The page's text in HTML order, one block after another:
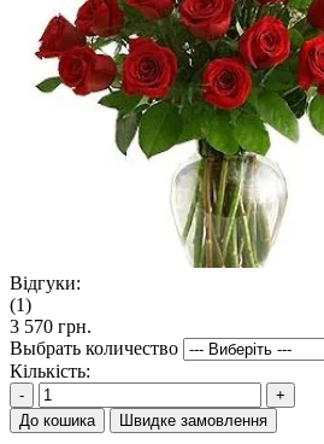
Відгуки:
(1)
3 570 грн.
Выбрать количество
Кількість:
-
+
До кошика
Швидке замовлення